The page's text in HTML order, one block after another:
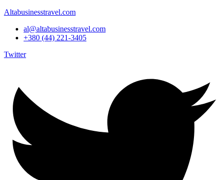
Altabusinesstravel.com
al@altabusinesstravel.com
+380 (44) 221-3405
Twitter